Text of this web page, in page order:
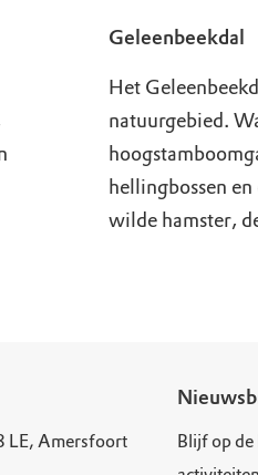
Geleenbeekdal
Het
natuurgebied.
hellingbossen
wilde hamster,
LE, Amersfoort
Blijf op